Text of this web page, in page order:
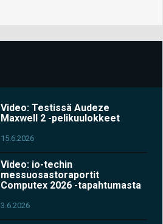
Video: Testissä Audeze
Maxwell 2 -pelikuulokkeet
15.6.2026
Video: io-techin
messuosastoraportit
Computex 2026 -tapahtumasta
3.6.2026